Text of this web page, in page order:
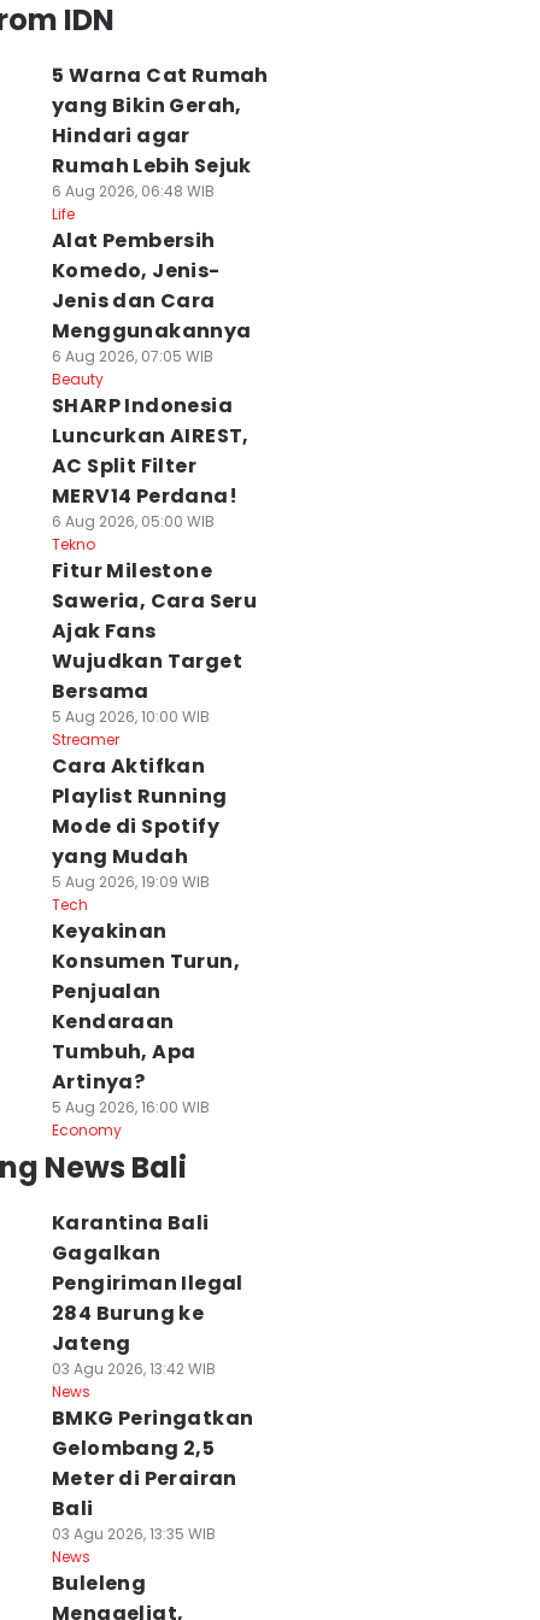
IDN
5 Warna Cat Rumah
yang Bikin Gerah,
Hindari agar
Rumah Lebih Sejuk
6 Aug 2026, 06:48 WIB
Life
Alat Pembersih
Komedo, Jenis-
Jenis dan Cara
Menggunakannya
6 Aug 2026, 07:05 WIB
Beauty
SHARP Indonesia
Luncurkan AIREST,
AC Split Filter
MERV14 Perdana!
6 Aug 2026, 05:00 WIB
Tekno
Fitur Milestone
Saweria, Cara Seru
Ajak Fans
Wujudkan Target
Bersama
5 Aug 2026, 10:00 WIB
Streamer
Cara Aktifkan
Playlist Running
Mode di Spotify
yang Mudah
5 Aug 2026, 19:09 WIB
Tech
Keyakinan
Konsumen Turun,
Penjualan
Kendaraan
Tumbuh, Apa
Artinya?
5 Aug 2026, 16:00 WIB
Economy
News Bali
Karantina Bali
Gagalkan
Pengiriman Ilegal
284 Burung ke
Jateng
03 Agu 2026, 13:42 WIB
News
BMKG Peringatkan
Gelombang 2,5
Meter di Perairan
Bali
03 Agu 2026, 13:35 WIB
News
Buleleng
Menggeliat,